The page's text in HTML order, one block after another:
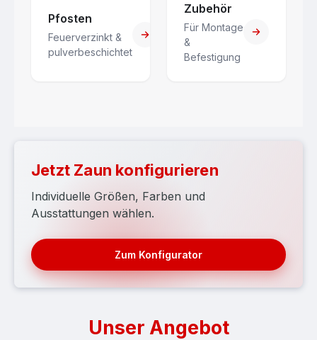
Pfosten
Feuerverzinkt &
pulverbeschichtet
Zubehör
Für Montage
&
Befestigung
Jetzt Zaun konfigurieren
Individuelle Größen, Farben und
Ausstattungen wählen.
Zum Konfigurator
Unser Angebot